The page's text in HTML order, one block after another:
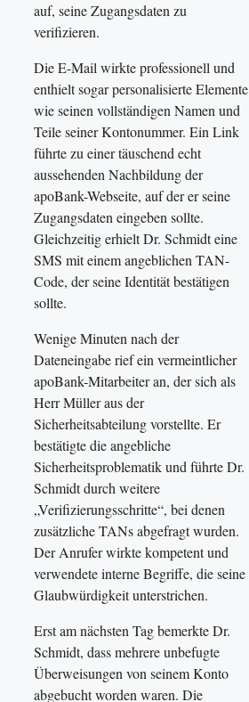
auf, seine Zugangsdaten zu
verifizieren.
Die E-Mail wirkte professionell und
enthielt sogar personalisierte Elemente
wie seinen vollständigen Namen und
Teile seiner Kontonummer. Ein Link
führte zu einer täuschend echt
aussehenden Nachbildung der
apoBank-Webseite, auf der er seine
Zugangsdaten eingeben sollte.
Gleichzeitig erhielt Dr. Schmidt eine
SMS mit einem angeblichen TAN-
Code, der seine Identität bestätigen
sollte.
Wenige Minuten nach der
Dateneingabe rief ein vermeintlicher
apoBank-Mitarbeiter an, der sich als
Herr Müller aus der
Sicherheitsabteilung vorstellte. Er
bestätigte die angebliche
Sicherheitsproblematik und führte Dr.
Schmidt durch weitere
„Verifizierungsschritte“, bei denen
zusätzliche TANs abgefragt wurden.
Der Anrufer wirkte kompetent und
verwendete interne Begriffe, die seine
Glaubwürdigkeit unterstrichen.
Erst am nächsten Tag bemerkte Dr.
Schmidt, dass mehrere unbefugte
Überweisungen von seinem Konto
abgebucht worden waren. Die